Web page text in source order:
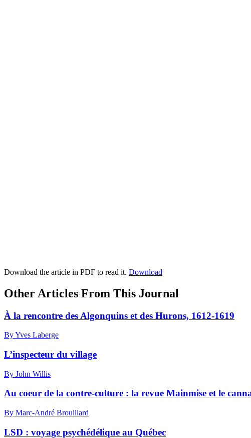
Download the article in PDF to read it. Download
Other Articles From This Journal
À la rencontre des Algonquins et des Hurons, 1612-1619
By Yves Laberge
L’inspecteur du village
By John Willis
Au coeur de la contre-culture : la revue Mainmise et le
By Marc-André Brouillard
LSD : voyage psychédélique au Québec